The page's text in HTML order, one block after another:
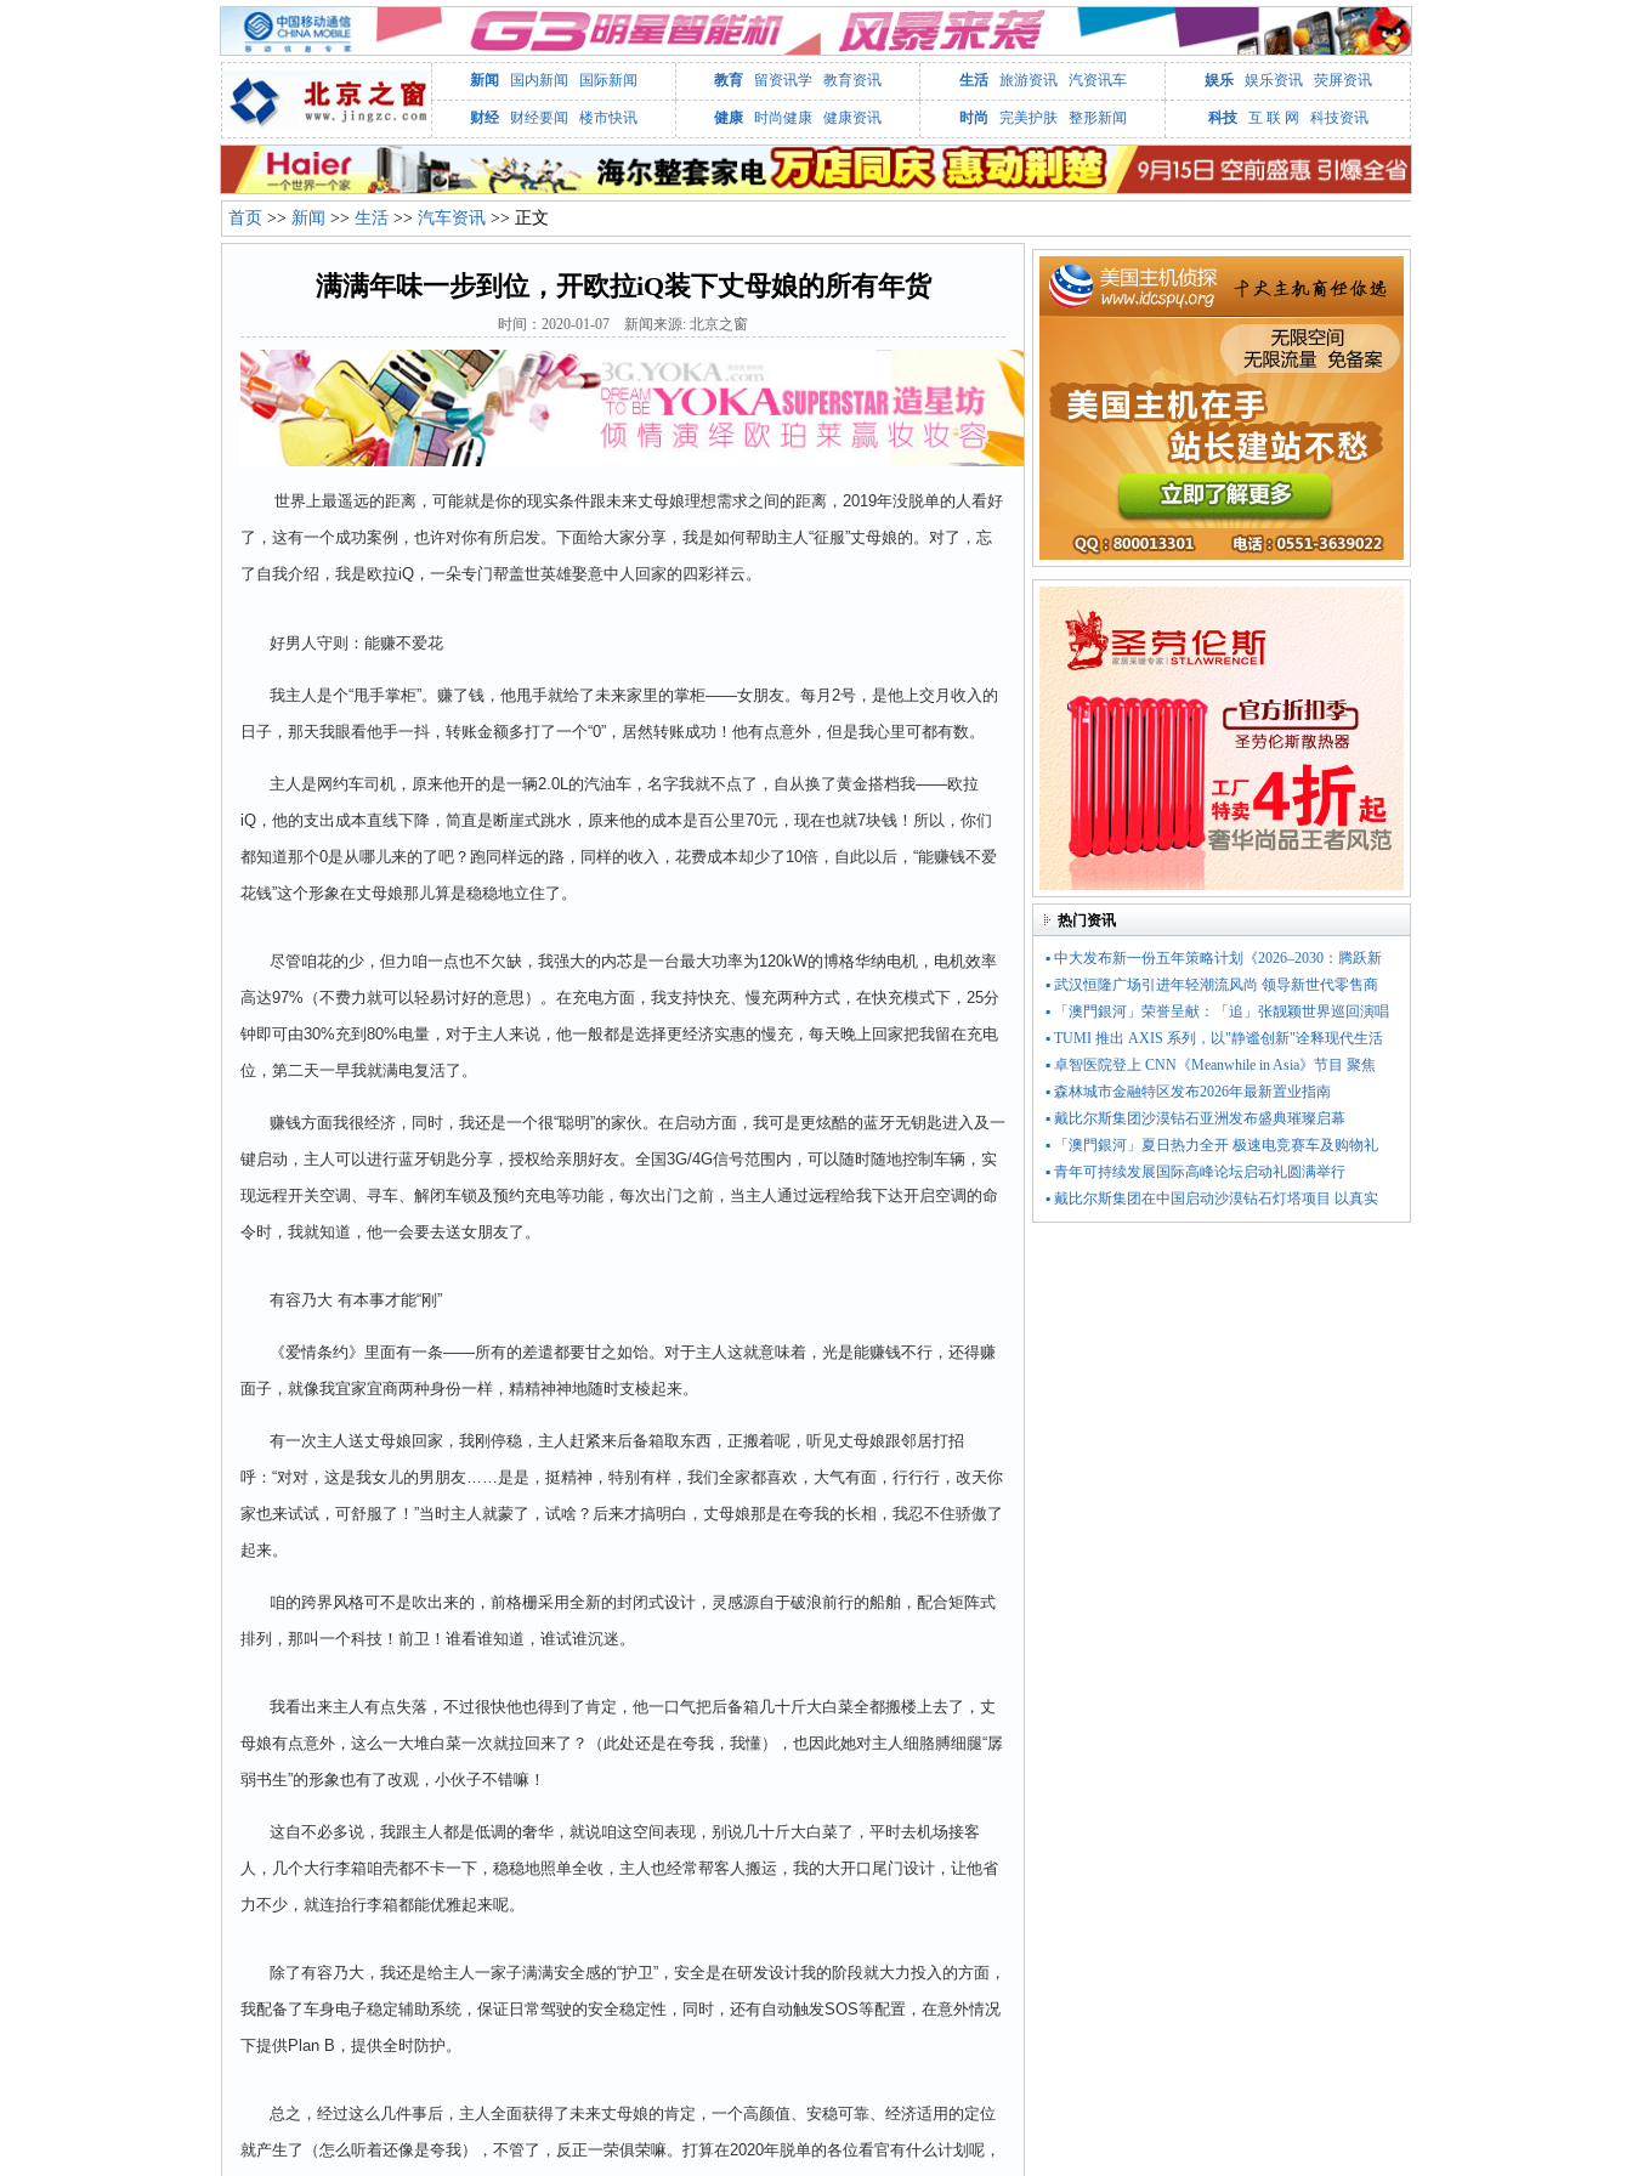
新闻 国内新闻 国际新闻 教育 留资讯学 教育资讯 生活 旅游资讯 汽资讯车 娱乐 娱乐资讯 荧屏资讯
财经 财经要闻 楼市快讯 健康 时尚健康 健康资讯 时尚 完美护肤 整形新闻 科技 互 联 网 科技资讯
首页 >> 新闻 >> 生活 >> 汽车资讯 >> 正文
​满满年味一步到位，开欧拉iQ装下丈母娘的所有年货
时间：2020-01-07 新闻来源: 北京之窗
世界上最遥远的距离，可能就是你的现实条件跟未来丈母娘理想需求之间的距离，2019年没脱单的人看好
了，这有一个成功案例，也许对你有所启发。下面给大家分享，我是如何帮助主人“征服”丈母娘的。对了，忘
了自我介绍，我是欧拉iQ，一朵专门帮盖世英雄娶意中人回家的四彩祥云。
好男人守则：能赚不爱花
我主人是个“甩手掌柜”。赚了钱，他甩手就给了未来家里的掌柜——女朋友。每月2号，是他上交月收入的
日子，那天我眼看他手一抖，转账金额多打了一个“0”，居然转账成功！他有点意外，但是我心里可都有数。
主人是网约车司机，原来他开的是一辆2.0L的汽油车，名字我就不点了，自从换了黄金搭档我——欧拉
iQ，他的支出成本直线下降，简直是断崖式跳水，原来他的成本是百公里70元，现在也就7块钱！所以，你们
都知道那个0是从哪儿来的了吧？跑同样远的路，同样的收入，花费成本却少了10倍，自此以后，“能赚钱不爱
花钱”这个形象在丈母娘那儿算是稳稳地立住了。
尽管咱花的少，但力咱一点也不欠缺，我强大的内芯是一台最大功率为120kW的博格华纳电机，电机效率
高达97%（不费力就可以轻易讨好的意思）。在充电方面，我支持快充、慢充两种方式，在快充模式下，25分
钟即可由30%充到80%电量，对于主人来说，他一般都是选择更经济实惠的慢充，每天晚上回家把我留在充电
位，第二天一早我就满电复活了。
赚钱方面我很经济，同时，我还是一个很“聪明”的家伙。在启动方面，我可是更炫酷的蓝牙无钥匙进入及一
键启动，主人可以进行蓝牙钥匙分享，授权给亲朋好友。全国3G/4G信号范围内，可以随时随地控制车辆，实
现远程开关空调、寻车、解闭车锁及预约充电等功能，每次出门之前，当主人通过远程给我下达开启空调的命
令时，我就知道，他一会要去送女朋友了。
有容乃大 有本事才能“刚”
《爱情条约》里面有一条——所有的差遣都要甘之如饴。对于主人这就意味着，光是能赚钱不行，还得赚
面子，就像我宜家宜商两种身份一样，精精神神地随时支棱起来。
有一次主人送丈母娘回家，我刚停稳，主人赶紧来后备箱取东西，正搬着呢，听见丈母娘跟邻居打招
呼：“对对，这是我女儿的男朋友……是是，挺精神，特别有样，我们全家都喜欢，大气有面，行行行，改天你
家也来试试，可舒服了！”当时主人就蒙了，试啥？后来才搞明白，丈母娘那是在夸我的长相，我忍不住骄傲了
起来。
咱的跨界风格可不是吹出来的，前格栅采用全新的封闭式设计，灵感源自于破浪前行的船舶，配合矩阵式
排列，那叫一个科技！前卫！谁看谁知道，谁试谁沉迷。
我看出来主人有点失落，不过很快他也得到了肯定，他一口气把后备箱几十斤大白菜全都搬楼上去了，丈
母娘有点意外，这么一大堆白菜一次就拉回来了？（此处还是在夸我，我懂），也因此她对主人细胳膊细腿“孱
弱书生”的形象也有了改观，小伙子不错嘛！
这自不必多说，我跟主人都是低调的奢华，就说咱这空间表现，别说几十斤大白菜了，平时去机场接客
人，几个大行李箱咱壳都不卡一下，稳稳地照单全收，主人也经常帮客人搬运，我的大开口尾门设计，让他省
力不少，就连抬行李箱都能优雅起来呢。
除了有容乃大，我还是给主人一家子满满安全感的“护卫”，安全是在研发设计我的阶段就大力投入的方面，
我配备了车身电子稳定辅助系统，保证日常驾驶的安全稳定性，同时，还有自动触发SOS等配置，在意外情况
下提供Plan B，提供全时防护。
总之，经过这么几件事后，主人全面获得了未来丈母娘的肯定，一个高颜值、安稳可靠、经济适用的定位
就产生了（怎么听着还像是夸我），不管了，反正一荣俱荣嘛。打算在2020年脱单的各位看官有什么计划呢，
热门资讯
▪ 中大发布新一份五年策略计划《2026‒2030：腾跃新
▪ 武汉恒隆广场引进年轻潮流风尚 领导新世代零售商
▪ 「澳門銀河」荣誉呈献：「追」张靓颖世界巡回演唱
▪ TUMI 推出 AXIS 系列，以"静谧创新"诠释现代生活
▪ 卓智医院登上 CNN《Meanwhile in Asia》节目 聚焦
▪ 森林城市金融特区发布2026年最新置业指南
▪ 戴比尔斯集团沙漠钻石亚洲发布盛典璀璨启幕
▪ 「澳門銀河」夏日热力全开 极速电竞赛车及购物礼
▪ 青年可持续发展国际高峰论坛启动礼圆满举行
▪ 戴比尔斯集团在中国启动沙漠钻石灯塔项目 以真实